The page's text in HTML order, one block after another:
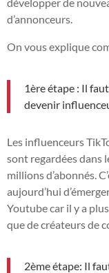
d’annonceurs.
On vous explique
1ère étape : Il
devenir
Les influenceurs
sont regardées dans
millions d’abonnés.
aujourd’hui
Youtube car il y a
que de créateurs de
2ème étape: Il